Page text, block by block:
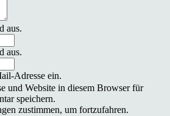
aus.
aus.
Adresse ein.
und Website in diesem Browser für
speichern.
zustimmen, um fortzufahren.